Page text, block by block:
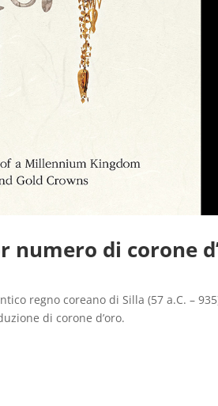
numero di corone
regno coreano di Silla (57 a.C. –
di corone d’oro.